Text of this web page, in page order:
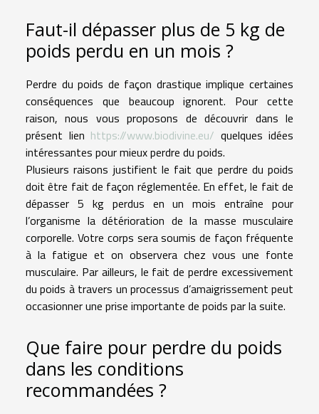
Faut-il dépasser plus de 5 kg de
poids perdu en un mois ?
Perdre du poids de façon drastique implique certaines
conséquences que beaucoup ignorent. Pour cette
raison, nous vous proposons de découvrir dans le
présent lien https://www.biodivine.eu/ quelques idées
intéressantes pour mieux perdre du poids.
Plusieurs raisons justifient le fait que perdre du poids
doit être fait de façon réglementée. En effet, le fait de
dépasser 5 kg perdus en un mois entraîne pour
l’organisme la détérioration de la masse musculaire
corporelle. Votre corps sera soumis de façon fréquente
à la fatigue et on observera chez vous une fonte
musculaire. Par ailleurs, le fait de perdre excessivement
du poids à travers un processus d’amaigrissement peut
occasionner une prise importante de poids par la suite.
Que faire pour perdre du poids
dans les conditions
recommandées ?